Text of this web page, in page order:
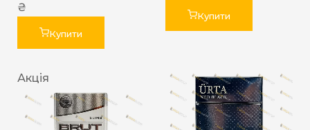
₴
Купити
Купити
Акція